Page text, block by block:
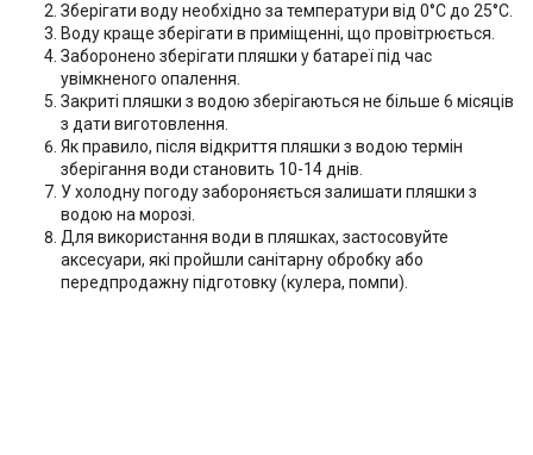
Зберігати воду необхідно за температури від 0°С до 25°С.
Воду краще зберігати в приміщенні, що провітрюється.
Заборонено зберігати пляшки у батареї під час
увімкненого опалення.
Закриті пляшки з водою зберігаються не більше 6 місяців
з дати виготовлення.
Як правило, після відкриття пляшки з водою термін
зберігання води становить 10-14 днів.
У холодну погоду забороняється залишати пляшки з
водою на морозі.
Для використання води в пляшках, застосовуйте
аксесуари, які пройшли санітарну обробку або
передпродажну підготовку (кулера, помпи).